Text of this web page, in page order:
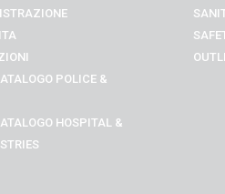
POLICE &
HOSPITAL &